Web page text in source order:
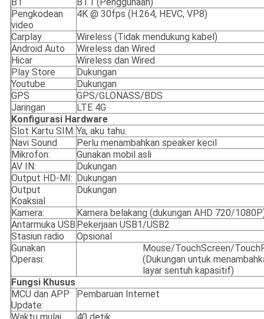
BT
BT1 (Penggunaan)
Pengkodean
video
4K @ 30fps (H.264, HEVC, VP8)
Carplay
Wireless (Tidak mendukung kabel)
Android Auto
Wireless dan Wired
Hicar
Wireless dan Wired
Play Store
Dukungan
Youtube
Dukungan
GPS
GPS/GLONASS/BDS
Jaringan
LTE 4G
Konfigurasi Hardware
Slot Kartu SIM: Ya, aku tahu.
Navi Sound
Perlu menambahkan speaker kecil
Mikrofon:
Gunakan mobil asli
AV IN:
Dukungan
Output HD-MI: Dukungan
Output
Koaksial
Dukungan
Kamera:
Kamera belakang (dukungan AHD 720/
Antarmuka USB Pekerjaan USB1/USB2
Stasiun radio
Opsional
Gunakan
Operasi:
Mouse/TouchScreen/
(Dukungan untuk
layar sentuh kapasitif)
Fungsi Khusus
MCU dan APP
Update:
Pembaruan Internet